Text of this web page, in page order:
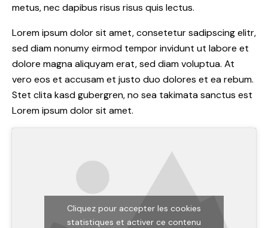
metus, nec dapibus risus risus quis lectus.
Lorem ipsum dolor sit amet, consetetur sadipscing elitr,
sed diam nonumy eirmod tempor invidunt ut labore et
dolore magna aliquyam erat, sed diam voluptua. At
vero eos et accusam et justo duo dolores et ea rebum.
Stet clita kasd gubergren, no sea takimata sanctus est
Lorem ipsum dolor sit amet.
Cliquez pour accepter les cookies
statistiques et activer ce contenu